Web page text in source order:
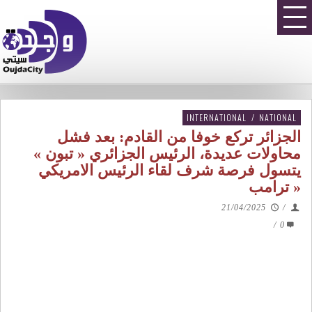
INTERNATIONAL / NATIONAL
الجزائر تركع خوفا من القادم: بعد فشل
محاولات عديدة، الرئيس الجزائري « تبون »
يتسول فرصة شرف لقاء الرئيس الامريكي
« ترامب
/
21/04/2025
0
/